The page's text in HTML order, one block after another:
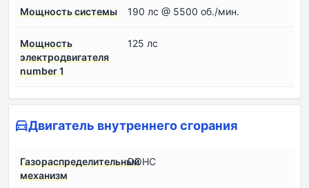
Мощность системы 190 лс @ 5500 об./мин.
Мощность
электродвигателя
number 1
125 лс
Двигатель внутреннего сгорания
Газораспределительный
механизм
DOHC